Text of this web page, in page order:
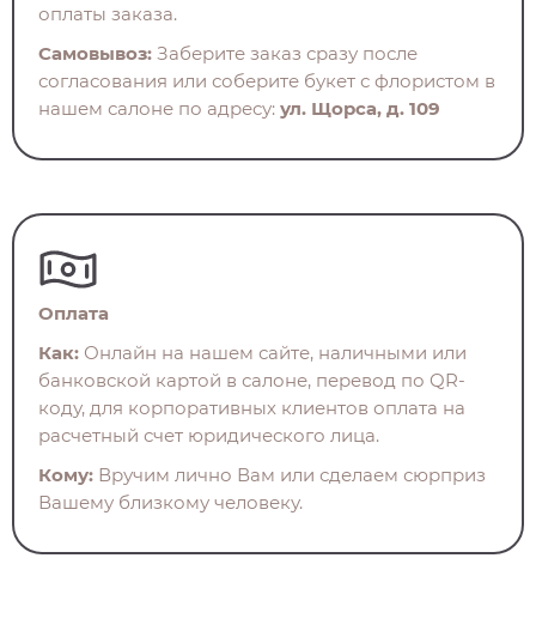
оплаты заказа.
Самовывоз: Заберите заказ сразу после
согласования или соберите букет с флористом в
нашем салоне по адресу: ул. Щорса, д. 109
Оплата
Как: Онлайн на нашем сайте, наличными или
банковской картой в салоне, перевод по QR-
коду, для корпоративных клиентов оплата на
расчетный счет юридического лица.
Кому: Вручим лично Вам или сделаем сюрприз
Вашему близкому человеку.